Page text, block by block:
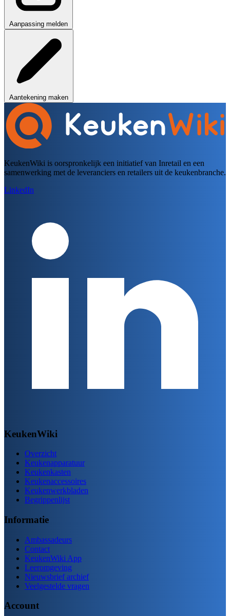
Aanpassing melden
Aantekening maken
KeukenWiki is oorspronkelijk een initiatief van Inretail en een
samenwerking met de leveranciers en retailers uit de keukenbranche.
LinkedIn
KeukenWiki
Overzicht
Keukenapparatuur
Keukenkasten
Keukenaccessoires
Keukenwerkbladen
Begrippenlijst
Informatie
Ambassadeurs
Contact
KeukenWiki App
Leeromgeving
Nieuwsbrief archief
Veelgestelde vragen
Account